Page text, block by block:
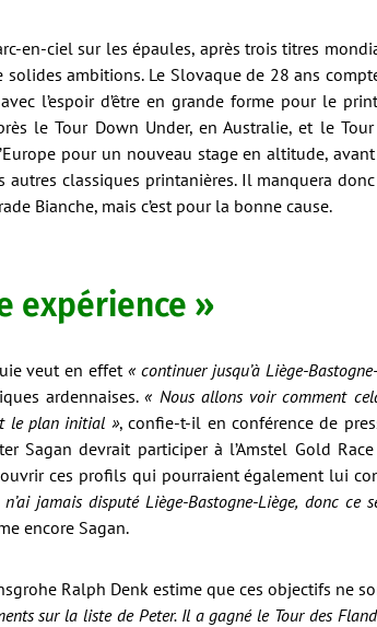
en-ciel sur les épaules, après trois titres
solides ambitions. Le Slovaque de 28 ans
l’espoir d’être en grande forme pour le
le Tour Down Under, en Australie, et le
pour un nouveau stage en altitude,
autres classiques printanières. Il manquera
Bianche, mais c’est pour la bonne cause.
expérience »
veut en effet« continuer jusqu’à Liège-
ardennaises.« Nous allons voir comment
le plan initial », confie-t-il en conférence de
Sagan devrait participer à l’Amstel Gold
ces profils qui pourraient également lui
n’ai jamais disputé Liège-Bastogne-Liège, donc
encore Sagan.
Ralph Denk estime que ces objectifs ne
sur la liste de Peter. Il a gagné le Tour des